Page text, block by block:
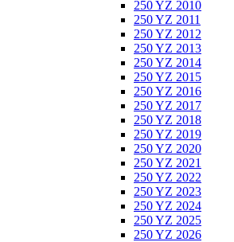
250 YZ 2010
250 YZ 2011
250 YZ 2012
250 YZ 2013
250 YZ 2014
250 YZ 2015
250 YZ 2016
250 YZ 2017
250 YZ 2018
250 YZ 2019
250 YZ 2020
250 YZ 2021
250 YZ 2022
250 YZ 2023
250 YZ 2024
250 YZ 2025
250 YZ 2026